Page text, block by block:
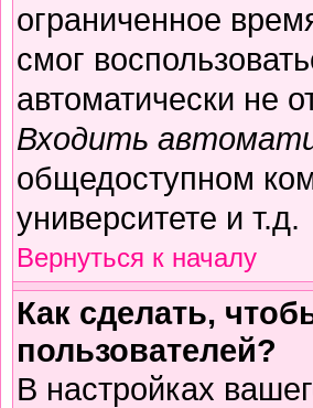
ограниченное
смог
автоматически не
Входить
общедоступном
университете и т.д.
Вернуться к началу
Как сделать,
пользователей?
В настройках